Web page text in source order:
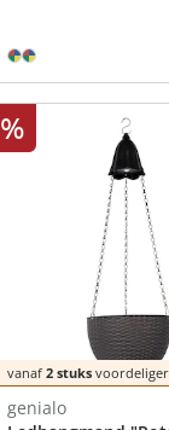
%
vanaf 2 stuks
genialo